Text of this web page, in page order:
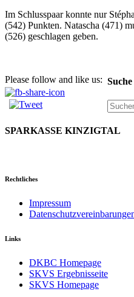
Im Schlusspaar konnte nur
(542) Punkten. Natascha (471)
(526) geschlagen geben.
Please follow and like us: Suche
nach:
SPARKASSE KINZIGTAL
Rechtliches
Impressum
Links
DKBC Homepage
SKVS Ergebnisseite
SKVS Homepage